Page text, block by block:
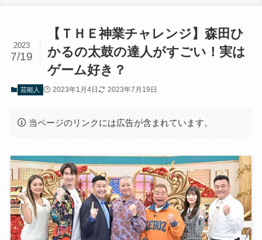
【ＴＨＥ神業チャレンジ】森田ひ
かるの太鼓の達人がすごい！実は
ゲーム好き？
2023
7/19
芸能人 2023年1月4日 2023年7月19日
当ページのリンクには広告が含まれています。